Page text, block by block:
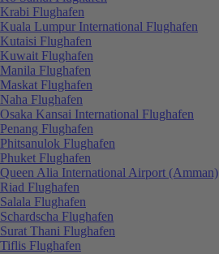
Krabi Flughafen
Kuala Lumpur International Flughafen
Kutaisi Flughafen
Kuwait Flughafen
Manila Flughafen
Maskat Flughafen
Naha Flughafen
Osaka Kansai International Flughafen
Penang Flughafen
Phitsanulok Flughafen
Phuket Flughafen
Queen Alia International Airport (Amman)
Riad Flughafen
Salala Flughafen
Schardscha Flughafen
Surat Thani Flughafen
Tiflis Flughafen